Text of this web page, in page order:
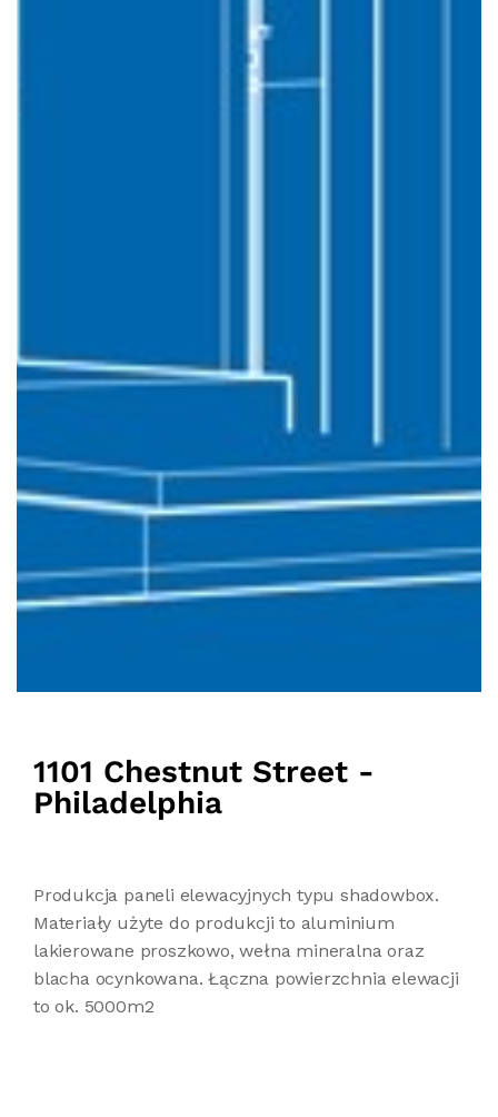
1101 Chestnut Street -
Philadelphia
Produkcja paneli elewacyjnych typu shadowbox.
Materiały użyte do produkcji to aluminium
lakierowane proszkowo, wełna mineralna oraz
blacha ocynkowana. Łączna powierzchnia elewacji
to ok. 5000m2